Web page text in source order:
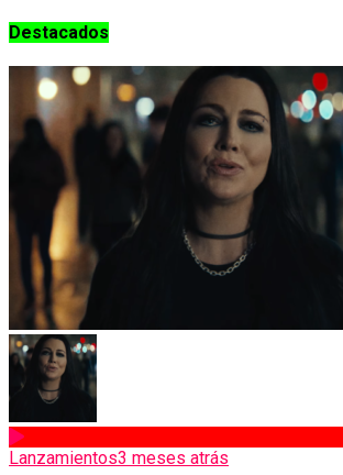
Destacados
Lanzamientos3 meses atrás